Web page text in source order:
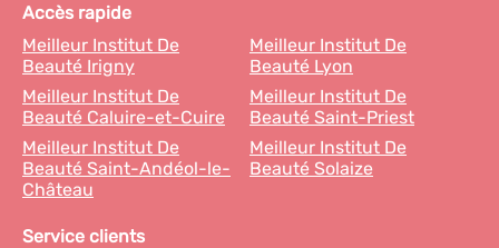
Accès rapide
Meilleur Institut De
Beauté Irigny
Meilleur Institut De
Beauté Lyon
Meilleur Institut De
Beauté Caluire-et-Cuire
Meilleur Institut De
Beauté Saint-Priest
Meilleur Institut De
Beauté Saint-Andéol-le-
Château
Meilleur Institut De
Beauté Solaize
Service clients